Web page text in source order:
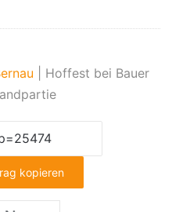
Hoffest bei Bauer
kopieren